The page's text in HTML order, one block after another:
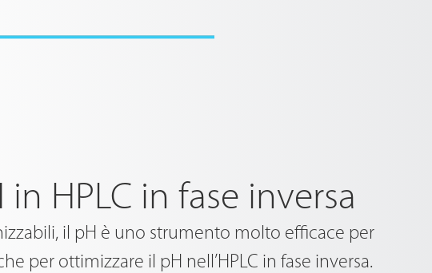
HPLC in fase inversa
il pH è uno strumento molto efficace per
per ottimizzare il pH nell’HPLC in fase inversa.